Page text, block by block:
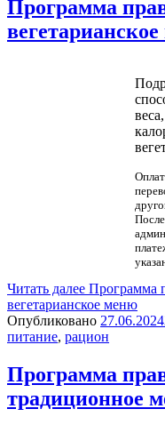
Программа
Читать далее Программа
вегетарианское меню
Опубликовано 27.06.2024
питание, рацион
Программа
традиционное